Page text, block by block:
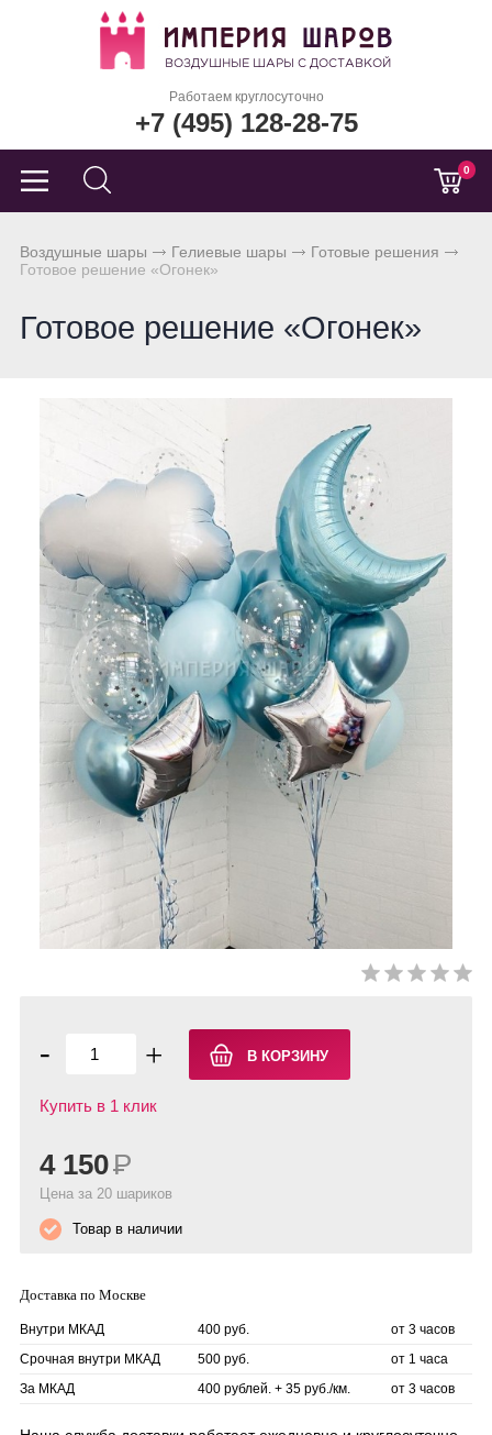
Работаем круглосуточно
+7 (495) 128-28-75
0
Воздушные шары Гелиевые шары
Готовые решения
Готовое решение «Огонек»
Готовое решение «Огонек»
- +
Купить в 1 клик
4 150Р
Цена за 20 шариков
Товар в наличии
Доставка по Москве
Внутри МКАД 400 руб.
от 3 часов
Срочная внутри МКАД
500 руб.
от 1 часа
За МКАД
400 рублей. + 35 руб./км. от 3 часов